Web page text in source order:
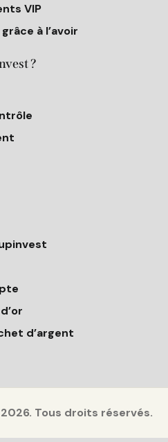
VIP
à l’avoir
?
d’argent
Tous droits réservés.